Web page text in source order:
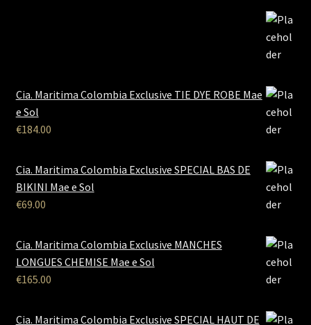
Cia. Maritima Colombia Exclusive TIE DYE ROBE Mae
e Sol
€184.00
Cia. Maritima Colombia Exclusive SPECIAL BAS DE
BIKINI Mae e Sol
€69.00
Cia. Maritima Colombia Exclusive MANCHES
LONGUES CHEMISE Mae e Sol
€165.00
Cia. Maritima Colombia Exclusive SPECIAL HAUT DE